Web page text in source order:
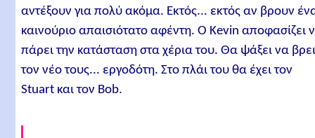
αντέξουν για πολύ ακόμα. Εκτός... εκτός αν βρουν
καινούριο απαισιότατο αφέντη. O Kevin αποφασίζει
πάρει την κατάσταση στα χέρια του. Θα ψάξει να
τον νέο τους... εργοδότη. Στο πλάι του θα έχει τον
Stuart και τον Bob.